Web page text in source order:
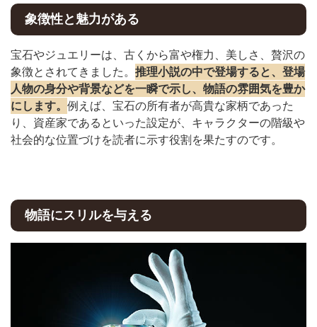
象徴性と魅力がある
宝石やジュエリーは、古くから富や権力、美しさ、贅沢の
象徴とされてきました。 推理小説の中で登場すると、登場
人物の身分や背景などを一瞬で示し、物語の雰囲気を豊か
にします。 例えば、宝石の所有者が高貴な家柄であった
り、資産家であるといった設定が、キャラクターの階級や
社会的な位置づけを読者に示す役割を果たすのです。
物語にスリルを与える